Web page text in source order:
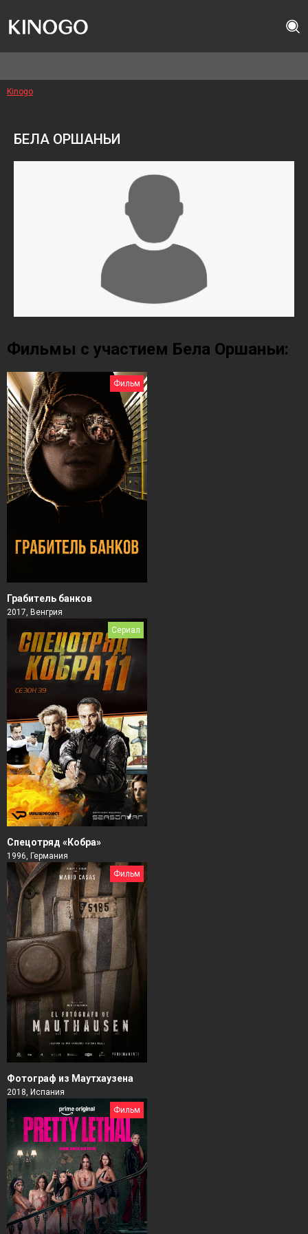
Kinogo
БЕЛА ОРШАНЬИ
Фильмы с участием Бела Оршаньи:
Фильм
Грабитель банков
2017, Венгрия
Сериал
Спецотряд «Кобра»
1996, Германия
Фильм
Фотограф из Маутхаузена
2018, Испания
Фильм